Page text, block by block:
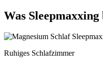
Was
Ruhiges Schlafzimmer